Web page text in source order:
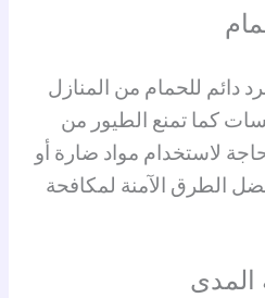
دائم للحمام من المنازل
كما تمنع الطيور من
لاستخدام مواد ضارة أو
الطرق الآمنة لمكافحة
المدى